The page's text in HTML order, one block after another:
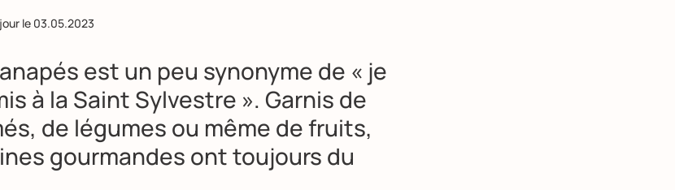
le 03.05.2023
est un peu synonyme de « je
à la Saint Sylvestre ». Garnis de
de légumes ou même de fruits,
gourmandes ont toujours du